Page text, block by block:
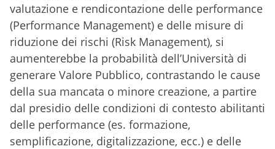
valutazione e rendicontazione delle performance
(Performance Management) e delle misure di
riduzione dei rischi (Risk Management), si
aumenterebbe la probabilità dell’Università di
generare Valore Pubblico, contrastando le cause
della sua mancata o minore creazione, a partire
dal presidio delle condizioni di contesto abilitanti
delle performance (es. formazione,
semplificazione, digitalizzazione, ecc.) e delle